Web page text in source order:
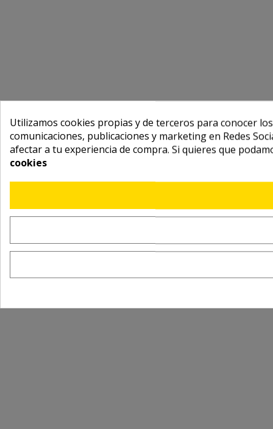
Utilizamos cookies propias y de terceros para conocer
comunicaciones, publicaciones y marketing en Redes
afectar a tu experiencia de compra. Si quieres que
cookies